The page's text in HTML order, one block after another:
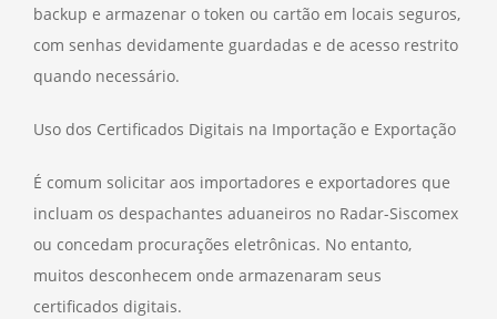
backup e armazenar o token ou cartão em locais seguros,
com senhas devidamente guardadas e de acesso restrito
quando necessário.
Uso dos Certificados Digitais na Importação e Exportação
É comum solicitar aos importadores e exportadores que
incluam os despachantes aduaneiros no Radar-Siscomex
ou concedam procurações eletrônicas. No entanto,
muitos desconhecem onde armazenaram seus
certificados digitais.